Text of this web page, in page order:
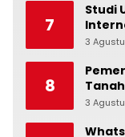
7
Studi
3
8
3